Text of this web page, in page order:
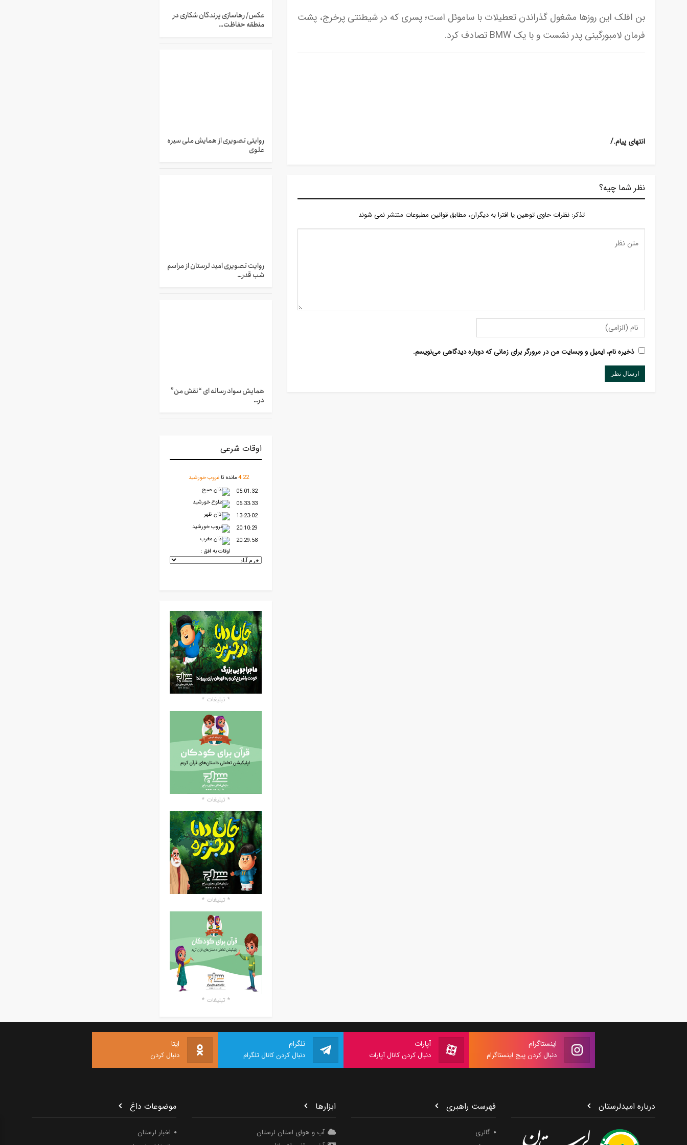
بن افلک این روزها مشغول گذراندن تعطیلات با ساموئل است؛ پسری که در شیطنتی پرخرج، پشت
فرمان لامبورگینی پدر نشست و با یک BMW تصادف کرد.
/.انتهای پیام
نظر شما چیه؟
تذكر: نظرات حاوی توهين يا افترا به ديگران، مطابق قوانين مطبوعات منتشر نمی شوند
ذخیره نام، ایمیل و وبسایت من در مرورگر برای زمانی که دوباره دیدگاهی می‌نویسم.
عکس/ رهاسازی پرندگان شکاری در
منطقه حفاظت…
روایتی تصویری از همایش ملی سیره
علوی
روایت تصویری امید لرستان از مراسم
شب قدر…
همایش سواد رسانه ای “نقش من”
در…
اوقات شرعی
4:22 مانده تا غروب خورشید
05:01:32
اذان صبح
06:33:33
طلوع خورشید
13:23:02
اذان ظهر
20:10:29
غروب خورشید
20:29:58
اذان مغرب
اوقات به افق :
* تبلیغات *
* تبلیغات *
* تبلیغات *
* تبلیغات *
اینستاگرام
دنبال کردن پیج اینستاگرام
آپارات
دنبال کردن کانال آپارات
تلگرام
دنبال کردن کانال تلگرام
ایتا
دنبال کردن
درباره امیدلرستان فهرست راهبری
گالری
ابزارها
آب و هوای استان لرستان
موضوعات داغ
اخبار لرستان